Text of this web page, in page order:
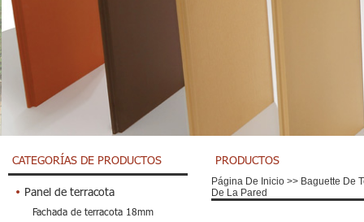
CATEGORÍAS DE PRODUCTOS
Panel de terracota
Fachada de terracota 18mm
PRODUCTOS
Página De Inicio >> Baguette De
De La Pared